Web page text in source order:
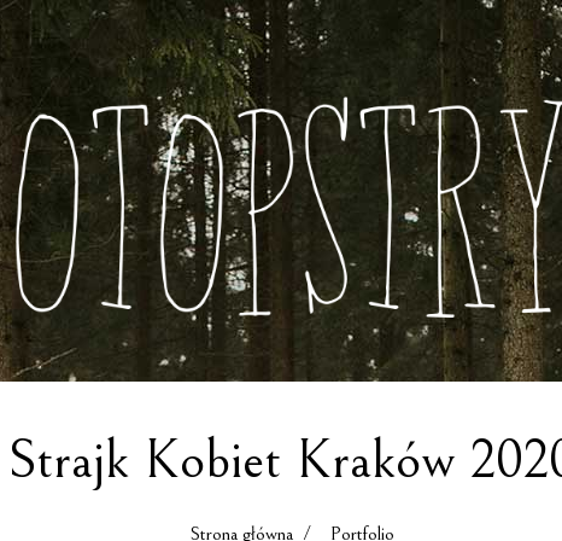
Strajk Kobiet Kraków
Strona główna/ Portfolio